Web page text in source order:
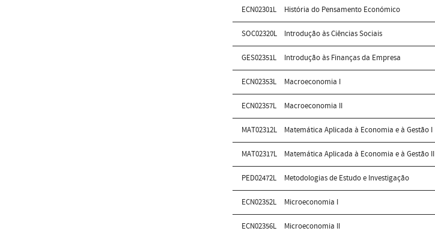
ECN02301L História do Pensamento Económico
SOC02320L Introdução às Ciências Sociais
GES02351L Introdução às Finanças da Empresa
ECN02353L Macroeconomia I
ECN02357L Macroeconomia II
MAT02312L Matemática Aplicada à Economia e à Gestão I
MAT02317L Matemática Aplicada à Economia e à Gestão II
PED02472L Metodologias de Estudo e Investigação
ECN02352L Microeconomia I
ECN02356L Microeconomia II